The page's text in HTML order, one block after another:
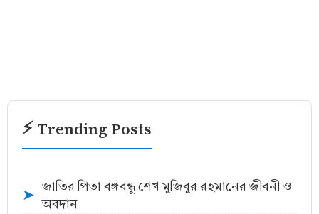
⚡ Trending Posts
➤
জাতির পিতা বঙ্গবন্ধু শেখ মুজিবুর রহমানের জীবনী ও
অবদান